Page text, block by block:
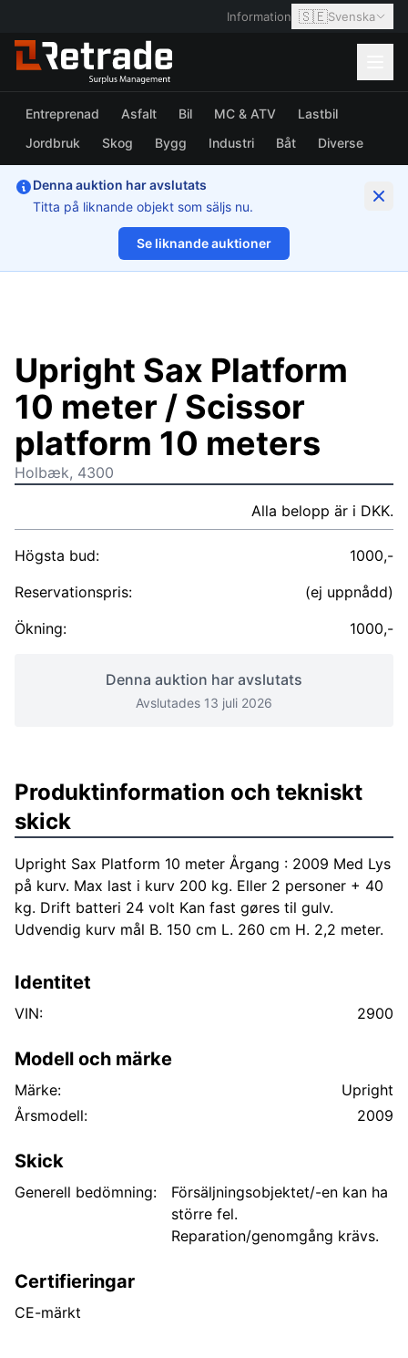
Information 🇸🇪Svenska
Entreprenad Asfalt Bil MC & ATV
Lastbil
Jordbruk
Skog Bygg Industri Båt Diverse
Denna auktion har avslutats
Titta på liknande objekt som säljs nu.
Se liknande auktioner
1/16
Upright Sax Platform
10 meter / Scissor
platform 10 meters
Holbæk, 4300
Alla belopp är i DKK.
Högsta bud:
1000,-
Reservationspris:
(ej uppnådd)
Ökning:
1000,-
Denna auktion har avslutats
Avslutades 13 juli 2026
Produktinformation och tekniskt
skick
Upright Sax Platform 10 meter Årgang : 2009 Med Lys
på kurv. Max last i kurv 200 kg. Eller 2 personer + 40
kg. Drift batteri 24 volt Kan fast gøres til gulv.
Udvendig kurv mål B. 150 cm L. 260 cm H. 2,2 meter.
Identitet
VIN: 2900
Modell och märke
Märke:
Upright
Årsmodell:
2009
Skick
Generell bedömning:
Försäljningsobjektet/-en kan ha
större fel.
Reparation/genomgång krävs.
Certifieringar
CE-märkt